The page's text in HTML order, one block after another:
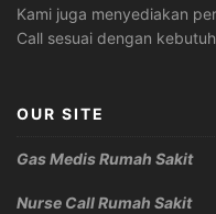
Kami juga menyediakan
Call sesuai dengan
OUR SITE
Gas Medis Rumah Sakit
Nurse Call Rumah Sakit